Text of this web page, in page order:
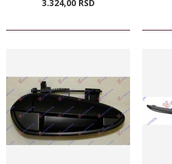
3.324,00 RSD